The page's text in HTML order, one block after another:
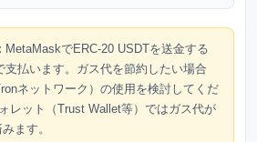
MetaMaskでERC-20 USDTを送金する
支払います。ガス代を節約したい場合
ネットワーク）の使用を検討してくだ
レット（Trust Wallet等）ではガス代が
ます。